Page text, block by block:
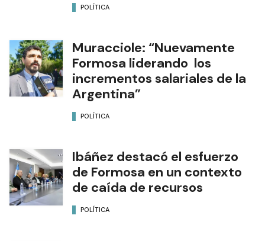
POLÍTICA
Muracciole: “Nuevamente
Formosa liderando los
incrementos salariales de la
Argentina”
POLÍTICA
Ibáñez destacó el esfuerzo
de Formosa en un contexto
de caída de recursos
POLÍTICA